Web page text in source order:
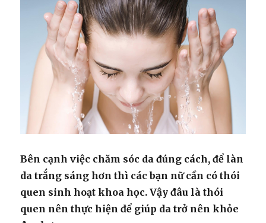
Trong
Cơ
Thể
Bên cạnh việc chăm sóc da đúng cách, để làn
da trắng sáng hơn thì các bạn nữ cần có thói
quen sinh hoạt khoa học. Vậy đâu là thói
quen nên thực hiện để giúp da trở nên khỏe